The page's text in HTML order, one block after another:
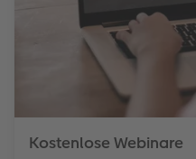
Zubehör
Zubehör
Kostenlose Webinare